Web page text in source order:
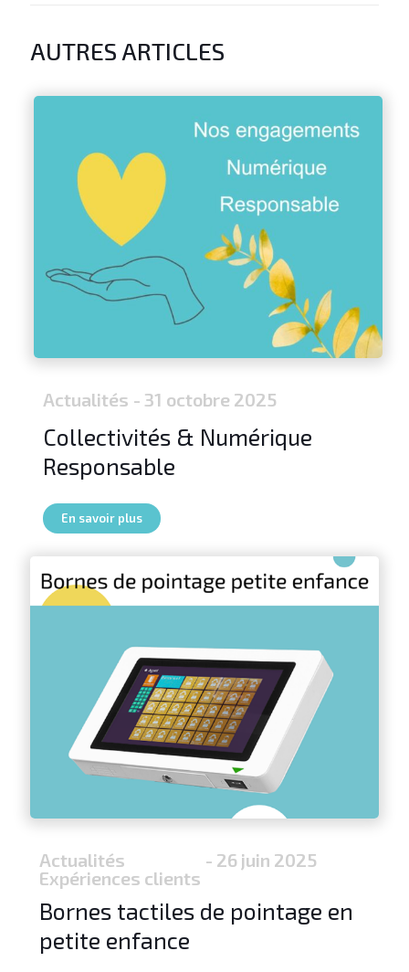
AUTRES ARTICLES
Actualités - 31 octobre 2025
Collectivités & Numérique
Responsable
En savoir plus
Actualités
Expériences clients
- 26 juin 2025
Bornes tactiles de pointage en
petite enfance